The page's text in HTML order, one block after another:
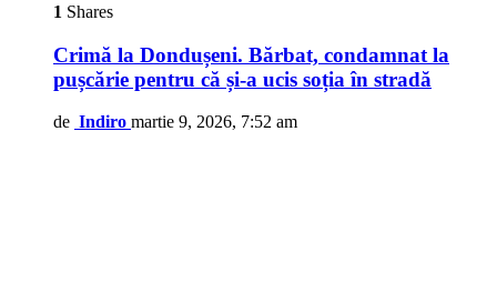
1 Shares
Crimă la Dondușeni. Bărbat, condamnat la
pușcărie pentru că și-a ucis soția în stradă
de Indiro martie 9, 2026, 7:52 am